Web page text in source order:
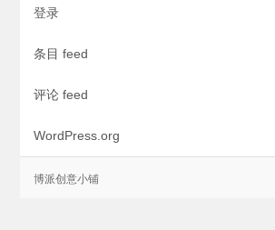
登录
条目 feed
评论 feed
WordPress.org